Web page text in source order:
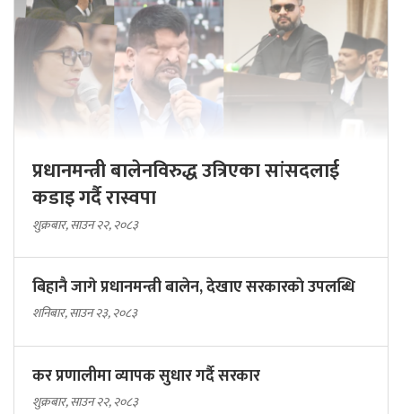
प्रधानमन्त्री बालेनविरुद्ध उत्रिएका सांसदलाई
कडाइ गर्दै रास्वपा
शुक्रबार, साउन २२, २०८३
बिहानै जागे प्रधानमन्त्री बालेन, देखाए सरकारकाे उपलब्धि
शनिबार, साउन २३, २०८३
कर प्रणालीमा व्यापक सुधार गर्दै सरकार
शुक्रबार, साउन २२, २०८३